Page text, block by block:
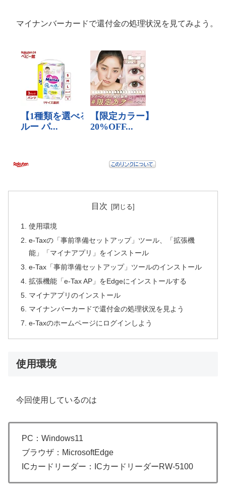
マイナンバーカードで還付金の処理状況を見てみよう。
目次
使用環境
e-Taxの「事前準備セットアップ」ツール、「拡張機
能」「マイナアプリ」をインストール
e-Tax「事前準備セットアップ」ツールのインストール
拡張機能「e-Tax AP」をEdgeにインストールする
マイナアプリのインストール
マイナンバーカードで還付金の処理状況を見よう
e-Taxのホームページにログインしよう
使用環境
今回使用しているのは
PC：Windows11
ブラウザ：MicrosoftEdge
ICカードリーダー：ICカードリーダーRW-5100